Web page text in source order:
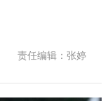
责任编辑：张婷